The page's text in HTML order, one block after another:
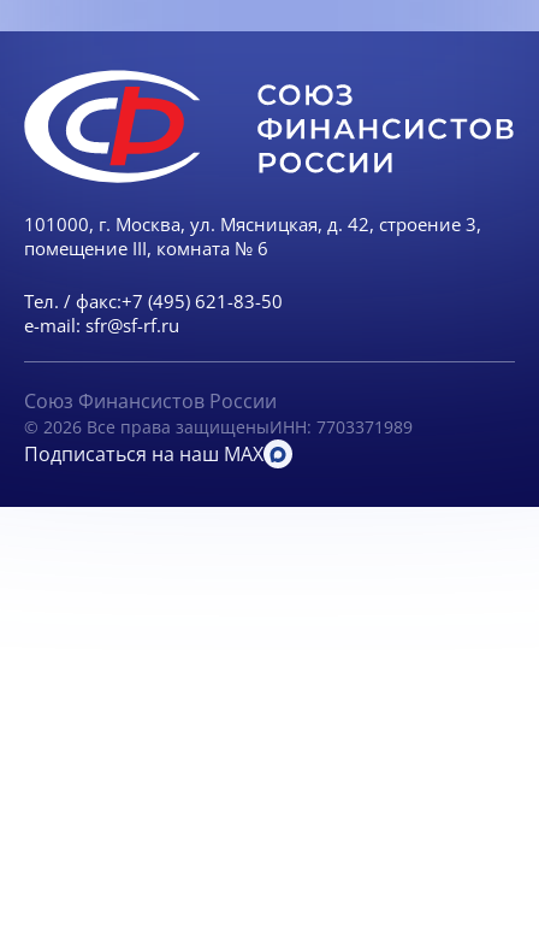
101000, г. Москва, ул. Мясницкая, д. 42, строение 3,
помещение III, комната № 6
Тел. / факс:+7 (495) 621-83-50
e-mail: sfr@sf-rf.ru
Союз Финансистов России
© 2026 Все права защищеныИНН: 7703371989
Подписаться на наш MAX